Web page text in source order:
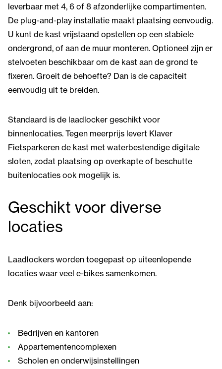
leverbaar met 4, 6 of 8 afzonderlijke compartimenten.
De plug-and-play installatie maakt plaatsing eenvoudig.
U kunt de kast vrijstaand opstellen op een stabiele
ondergrond, of aan de muur monteren. Optioneel zijn er
stelvoeten beschikbaar om de kast aan de grond te
fixeren. Groeit de behoefte? Dan is de capaciteit
eenvoudig uit te breiden.
Standaard is de laadlocker geschikt voor
binnenlocaties. Tegen meerprijs levert Klaver
Fietsparkeren de kast met waterbestendige digitale
sloten, zodat plaatsing op overkapte of beschutte
buitenlocaties ook mogelijk is.
Geschikt voor diverse
locaties
Laadlockers worden toegepast op uiteenlopende
locaties waar veel e-bikes samenkomen.
Denk bijvoorbeeld aan:
Bedrijven en kantoren
Appartementencomplexen
Scholen en onderwijsinstellingen